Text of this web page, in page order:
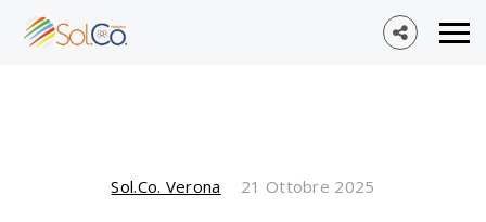
Sol.Co. Verona 21 Ottobre 2025